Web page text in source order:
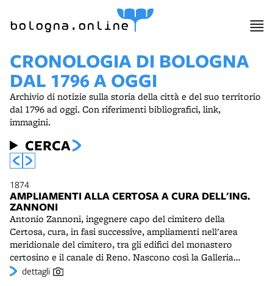
bologna.online
CRONOLOGIA DI BOLOGNA
DAL 1796 A OGGI
Archivio di notizie sulla storia della città e del suo territorio
dal 1796 ad oggi. Con riferimenti bibliografici, link,
immagini.
CERCA
1874
AMPLIAMENTI ALLA CERTOSA A CURA DELL'ING.
ZANNONI
Antonio Zannoni, ingegnere capo del cimitero della
Certosa, cura, in fasi successive, ampliamenti nell'area
meridionale del cimitero, tra gli edifici del monastero
certosino e il canale di Reno. Nascono così la Galleria
degli Angeli e il Claustro Settimo. L'edificazione del
dettagli